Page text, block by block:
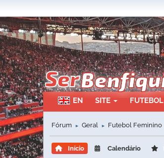
EN SITE FUTEBOL
Fórum ► Geral ► Futebol Feminino
Início Calendário